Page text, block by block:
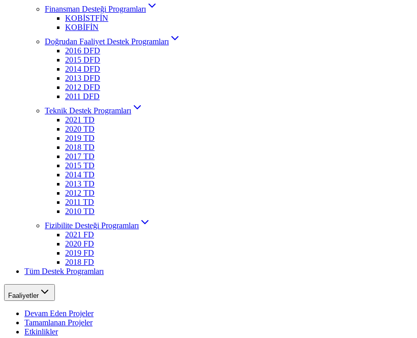
Finansman Desteği Programları
KOBİSTFİN
KOBİFİN
Doğrudan Faaliyet Destek Programları
2016 DFD
2015 DFD
2014 DFD
2013 DFD
2012 DFD
2011 DFD
Teknik Destek Programları
2021 TD
2020 TD
2019 TD
2018 TD
2017 TD
2015 TD
2014 TD
2013 TD
2012 TD
2011 TD
2010 TD
Fizibilite Desteği Programları
2021 FD
2020 FD
2019 FD
2018 FD
Tüm Destek Programları
Faaliyetler
Devam Eden Projeler
Tamamlanan Projeler
Etkinlikler